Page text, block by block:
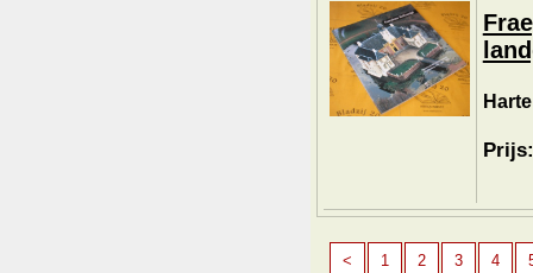
< 1 2 3 4